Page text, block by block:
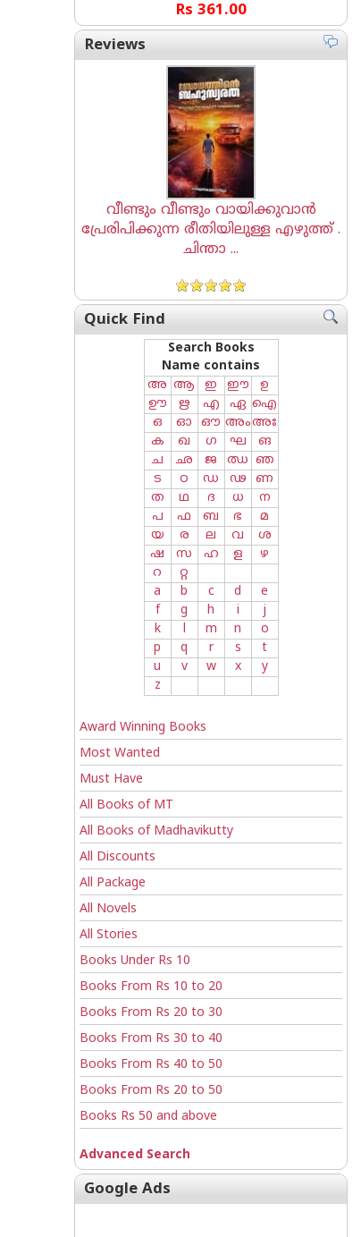
Rs 361.00
Reviews
വീണ്ടും വീണ്ടും വായിക്കുവാൻ
പ്രേരിപിക്കുന്ന രീതിയിലുള്ള എഴുത്ത് .
ചിന്താ ...
Quick Find
Search Books
Name contains
അ ആ ഇ ഈ
ഉ
ഊ
ഋ എ ഏ ഐ
ഒ
ഓ ഔ അംഅഃ
ക
ഖ ഗ ഘ
ങ
ച
ഛ ജ ഝ ഞ
ട
ഠ ഡ ഢ
ണ
ത
ഥ ദ ധ
ന
പ
ഫ ബ ഭ
മ
യ
ര ല വ
ശ
ഷ
സ ഹ ള
ഴ
റ
റ്റ
a
b c d
e
f
g h i
j
k
l m n
o
p
q r s
t
u
v w x
y
z
Award Winning Books
Most Wanted
Must Have
All Books of MT
All Books of Madhavikutty
All Discounts
All Package
All Novels
All Stories
Books Under Rs 10
Books From Rs 10 to 20
Books From Rs 20 to 30
Books From Rs 30 to 40
Books From Rs 40 to 50
Books From Rs 20 to 50
Books Rs 50 and above
Advanced Search
Google Ads